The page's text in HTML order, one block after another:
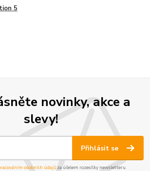
5
novinky, akce a
slevy!
Přihlásit se
osobních údajůza účelem rozesílky newsletteru.